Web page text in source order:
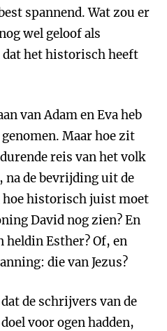
spannend. Wat zou er
wel geloof als
het historisch heeft
van Adam en Eva heb
Maar hoe zit
reis van het volk
na de bevrijding uit de
hoe historisch juist moet
David nog zien? En
heldin Esther? Of, en
die van Jezus?
de schrijvers van de
voor ogen hadden,